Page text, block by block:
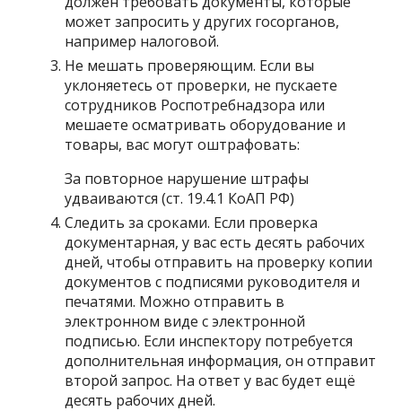
может запросить у других госорганов,
например налоговой.
Не мешать проверяющим. Если вы
уклоняетесь от проверки, не пускаете
сотрудников Роспотребнадзора или
мешаете осматривать оборудование и
товары, вас могут оштрафовать:
За повторное нарушение штрафы
удваиваются (ст. 19.4.1 КоАП РФ)
Следить за сроками. Если проверка
документарная, у вас есть десять рабочих
дней, чтобы отправить на проверку копии
документов с подписями руководителя и
печатями. Можно отправить в
электронном виде с электронной
подписью. Если инспектору потребуется
дополнительная информация, он отправит
второй запрос. На ответ у вас будет ещё
десять рабочих дней.